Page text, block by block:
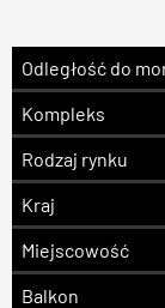
Odległość do
Kompleks
Rodzaj rynku
Kraj
Miejscowość
Balkon